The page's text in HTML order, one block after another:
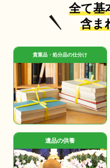
全て基
含ま
貴重品・処分品の仕分け
遺品の供養